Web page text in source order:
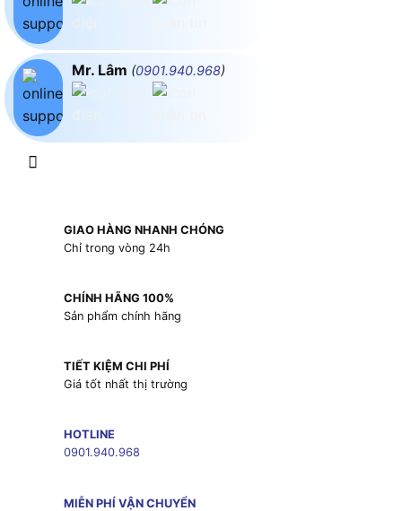
Mr. Lâm (0901.940.968)
GIAO HÀNG NHANH CHÓNG
Chỉ trong vòng 24h
CHÍNH HÃNG 100%
Sản phẩm chính hãng
TIẾT KIỆM CHI PHÍ
Giá tốt nhất thị trường
HOTLINE
0901.940.968
MIỄN PHÍ VẬN CHUYỂN